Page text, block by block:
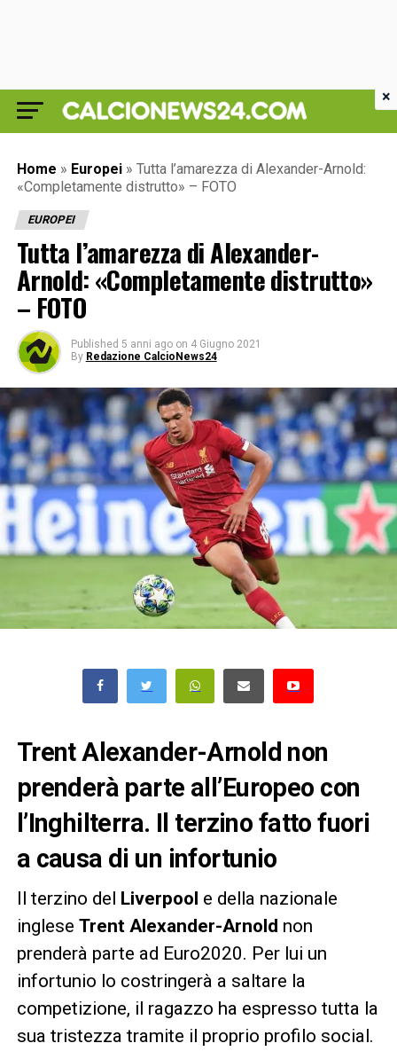
Home » Europei » Tutta l’amarezza di Alexander-Arnold:
«Completamente distrutto» – FOTO
EUROPEI
Tutta l’amarezza di Alexander-
Arnold: «Completamente distrutto»
– FOTO
Published 5 anni ago on 4 Giugno 2021
By Redazione CalcioNews24
Trent Alexander-Arnold non
prenderà parte all’Europeo con
l’Inghilterra. Il terzino fatto fuori
a causa di un infortunio
Il terzino del Liverpool e della nazionale
inglese Trent Alexander-Arnold non
prenderà parte ad Euro2020. Per lui un
infortunio lo costringerà a saltare la
competizione, il ragazzo ha espresso tutta la
sua tristezza tramite il proprio profilo social.
×